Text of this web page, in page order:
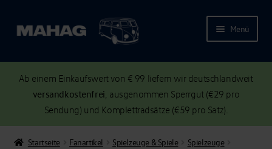
Menü
Ab einem Einkaufswert von € 99 liefern wir deutschlandweit
versandkostenfrei , ausgenommen Sperrgut (€29 pro
Sendung) und Komplettradsätze (€59 pro Satz).
Startseite Fanartikel Spielzeuge & Spiele
Spielzeuge